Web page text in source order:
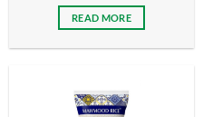
READ MORE